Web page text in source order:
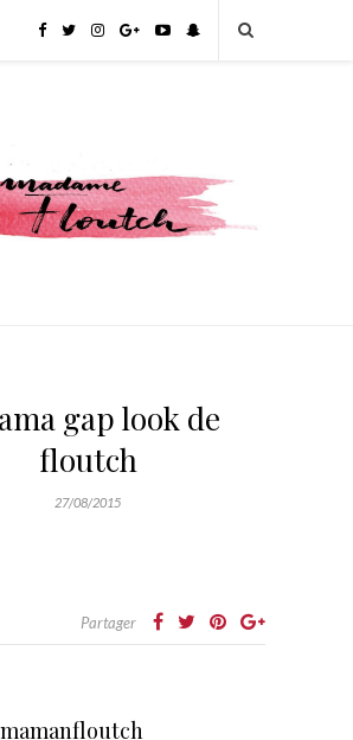
gap look de
floutch
27/08/2015
Partager
mamanfloutch